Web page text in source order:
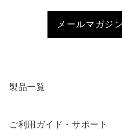
メールマガジ
製品一覧
ご利用ガイド・サポート